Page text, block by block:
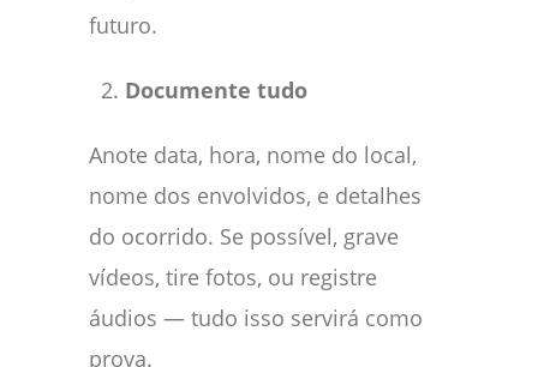
futuro.
Documente tudo
Anote data, hora, nome do local,
nome dos envolvidos, e detalhes
do ocorrido. Se possível, grave
vídeos, tire fotos, ou registre
áudios — tudo isso servirá como
prova.